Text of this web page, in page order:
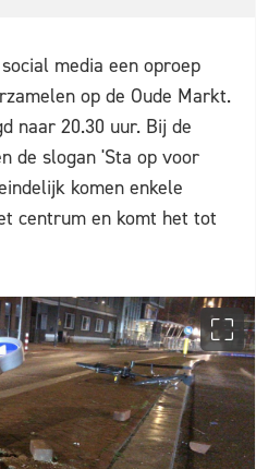
media een oproep
op de Oude Markt.
naar 20.30 uur. Bij de
de slogan 'Sta op voor
komen enkele
centrum en komt het tot